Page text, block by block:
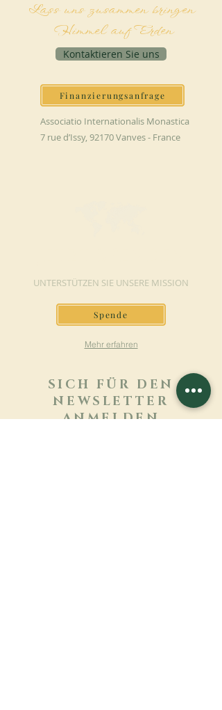
Lass uns zusammen bringen
Himmel auf Erden
Kontaktieren Sie uns
Finanzierungsanfrage
Associatio Internationalis Monastica
7 rue d’Issy, 92170 Vanves - France
UNTERSTÜTZEN SIE UNSERE MISSION
Spende
Mehr erfahren
SICH FÜR DEN
NEWSLETTER
ANMELDEN